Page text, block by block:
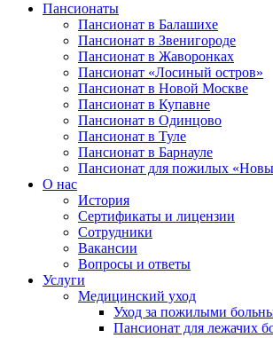
Пансионаты
Пансионат в Балашихе
Пансионат в Звенигороде
Пансионат в Жаворонках
Пансионат «Лосиный остров»
Пансионат в Новой Москве
Пансионат в Купавне
Пансионат в Одинцово
Пансионат в Туле
Пансионат в Барнауле
Пансионат для пожилых
О нас
История
Сертификаты и лицензии
Сотрудники
Вакансии
Вопросы и ответы
Услуги
Медицинский уход
Уход за пожилыми
Пансионат для лежачих